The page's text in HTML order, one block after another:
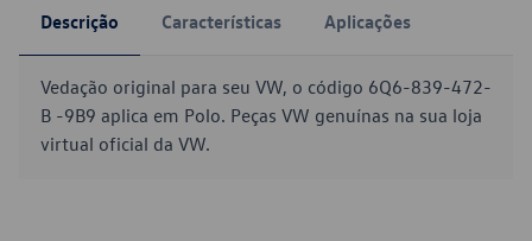
Descrição Características Aplicações
Vedação original para seu VW, o código 6Q6-839-472-
B -9B9 aplica em Polo. Peças VW genuínas na sua loja
virtual oficial da VW.